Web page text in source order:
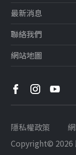
最新消息
聯絡我們
網站地圖
隱私權政策
Copyright© 2026